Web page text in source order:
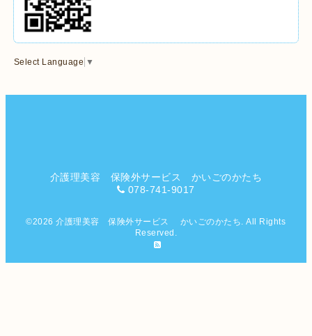
Select Language ▼
介護理美容 保険外サービス かいごのかたち
078-741-9017
©2026介護理美容 保険外サービス かいごのかたち . All Rights
Reserved.